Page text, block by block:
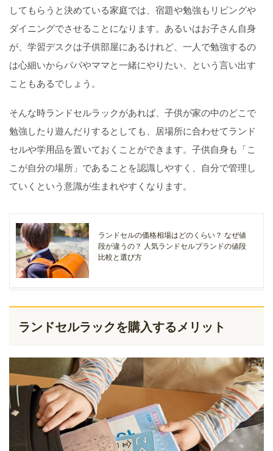
してもらうと決めている家庭では、宿題や勉強もリビングや
ダイニングでさせることになります。あるいはお子さん自身
が、学習デスクは子供部屋にあるけれど、一人で勉強するの
は心細いからパパやママと一緒にやりたい、という言い出す
こともあるでしょう。
そんな時ランドセルラックがあれば、子供が家の中のどこで
勉強したり遊んだりするとしても、居場所に合わせてランド
セルや学用品を置いておくことができます。子供自身も「こ
こが自分の場所」であることを認識しやすく、自分で管理し
ていくという意識が生まれやすくなります。
ランドセルの価格相場はどのくらい？ なぜ値
段が違うの？ 人気ランドセルブランドの値段
比較と選び方
ランドセルラックを購入するメリット